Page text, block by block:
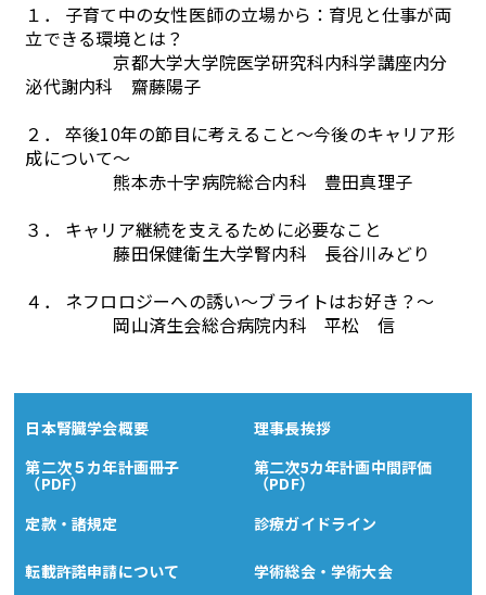
日本腎臓学会概要
理事長挨拶
第二次５カ年計画冊子
（PDF）
第二次5カ年計画中間評価
（PDF）
定款・諸規定
診療ガイドライン
転載許諾申請について 学術総会・学術大会
１． 子育て中の女性医師の立場から：育児と仕事が両
立できる環境とは？
京都大学大学院医学研究科内科学講座内分
泌代謝内科 齋藤陽子
２． 卒後10年の節目に考えること～今後のキャリア形
成について～
熊本赤十字病院総合内科 豊田真理子
３． キャリア継続を支えるために必要なこと
藤田保健衛生大学腎内科 長谷川みどり
４． ネフロロジーへの誘い～ブライトはお好き？～
岡山済生会総合病院内科 平松 信